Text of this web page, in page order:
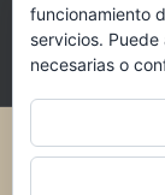
® 2021
funcionamiento
servicios.
necesarias o